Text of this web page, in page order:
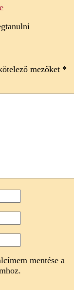
mezőket *
mentése a